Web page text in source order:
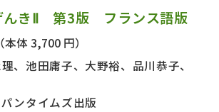
んきⅡ 第3版 フランス語版
（本体 3,700 円）
、池田庸子、大野裕、品川恭子、
ンタイムズ出版